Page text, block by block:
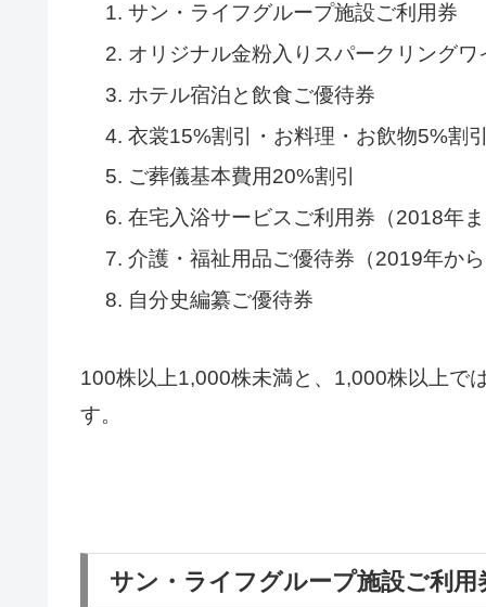
サン・ライフグループ施設ご利用券
オリジナル金粉入りスパークリングワ
ホテル宿泊と飲食ご優待券
衣裳15%割引・お料理・お飲物5%割
ご葬儀基本費用20%割引
在宅入浴サービスご利用券（2018年
介護・福祉用品ご優待券（2019年か
自分史編纂ご優待券
100株以上1,000株未満と、1,000株以上で
す。
サン・ライフグループ施設ご利用